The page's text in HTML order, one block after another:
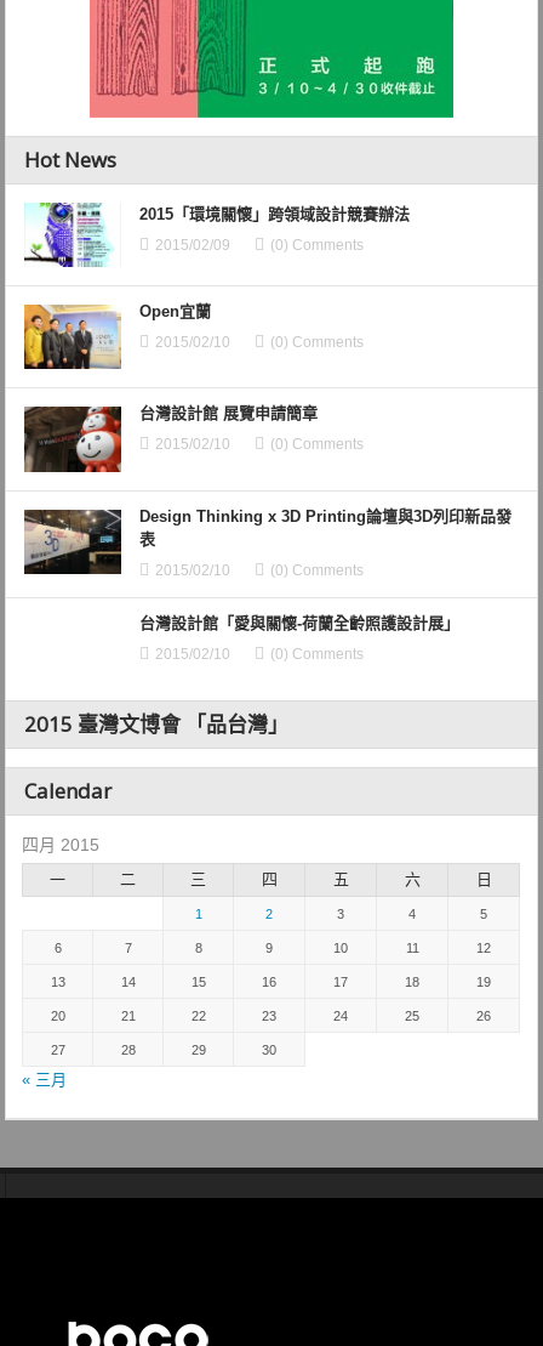
Hot News
2015「環境關懷」跨領域設計競賽辦法
2015/02/09 (0) Comments
Open宜蘭
2015/02/10 (0) Comments
台灣設計館 展覽申請簡章
2015/02/10 (0) Comments
Design Thinking x 3D Printing論壇與3D列印新品發
表
2015/02/10 (0) Comments
台灣設計館「愛與關懷-荷蘭全齡照護設計展」
2015/02/10 (0) Comments
2015 臺灣文博會 「品台灣」
Calendar
四月 2015
一 二 三 四 五 六 日
« 三月
1 2 3 4 5
6 7 8 9 10 11 12
13 14 15 16 17 18 19
20 21 22 23 24 25 26
27 28 29 30